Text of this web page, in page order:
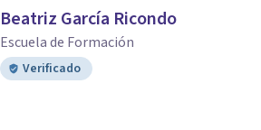
Beatriz García Ricondo
Escuela de Formación
Verificado